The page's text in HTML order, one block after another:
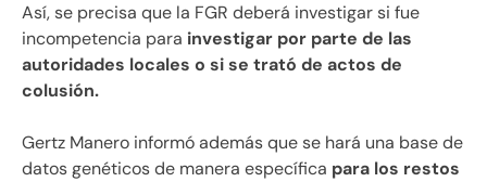
Así, se precisa que la FGR deberá investigar si fue
incompetencia para investigar por parte de las
autoridades locales o si se trató de actos de
colusión.
Gertz Manero informó además que se hará una base de
datos genéticos de manera específica para los restos